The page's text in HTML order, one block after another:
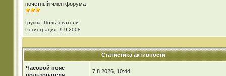
почетный член форума
Группа: Пользователи
Регистрация: 9.9.2008
Статистика активности
Часовой пояс
7.8.2026, 10:44